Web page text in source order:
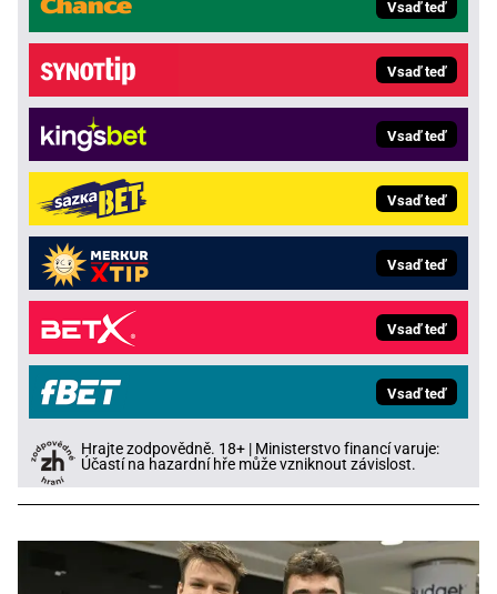
Vsaď teď
Vsaď teď
Vsaď teď
Vsaď teď
Vsaď teď
Vsaď teď
Vsaď teď
Hrajte zodpovědně. 18+ | Ministerstvo financí varuje:
Účastí na hazardní hře může vzniknout závislost.